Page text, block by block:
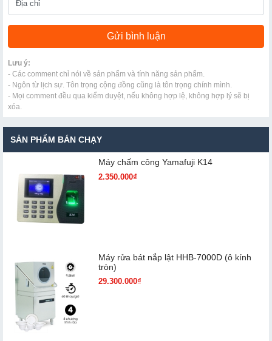
Lưu ý:
- Các comment chỉ nói về sản phẩm và tính năng sản phẩm.
- Ngôn từ lịch sự. Tôn trọng cộng đồng cũng là tôn trọng chính mình.
- Mọi comment đều qua kiểm duyệt, nếu không hợp lệ, không hợp lý sẽ bị
xóa.
SẢN PHẨM BÁN CHẠY
Máy chấm cô​ng Yamafuji K14
2.350.000₫
Máy rửa bát nắp lật HHB-7000D (ô kính
tròn)
29.300.000₫